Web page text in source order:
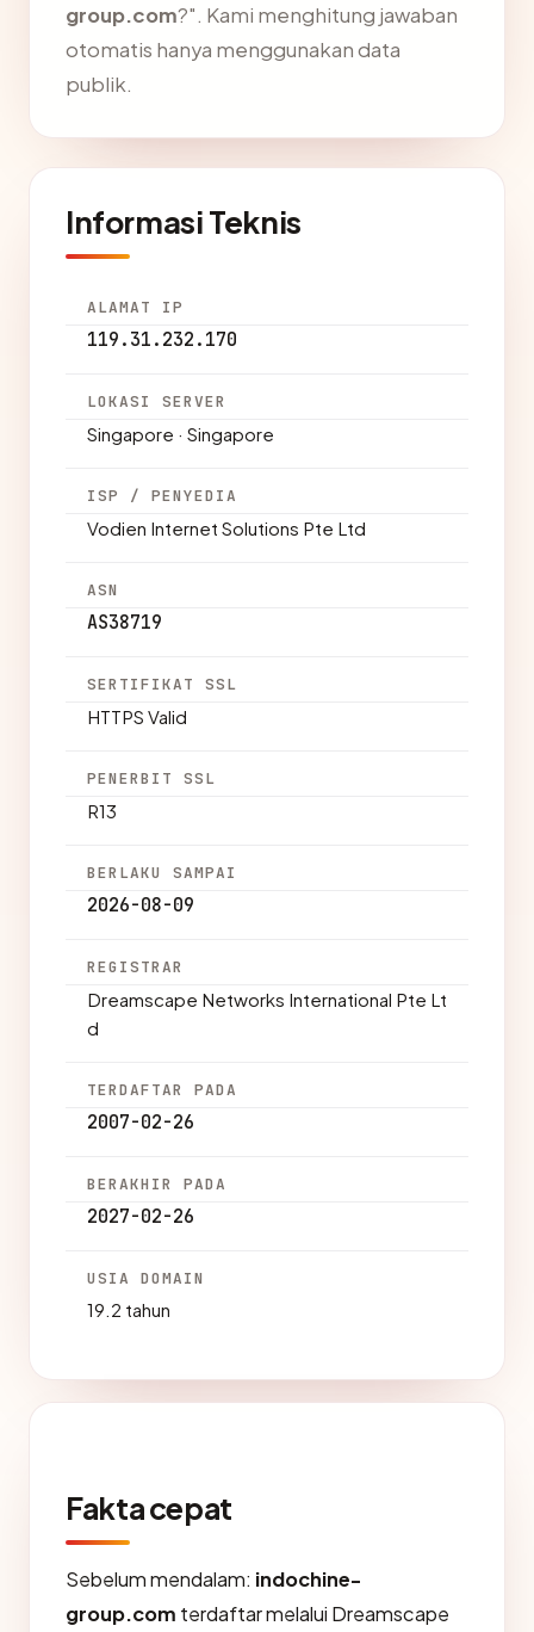
group.com?". Kami menghitung jawaban
otomatis hanya menggunakan data
publik.
Informasi Teknis
ALAMAT IP
119.31.232.170
LOKASI SERVER
Singapore · Singapore
ISP / PENYEDIA
Vodien Internet Solutions Pte Ltd
ASN
AS38719
SERTIFIKAT SSL
HTTPS Valid
PENERBIT SSL
R13
BERLAKU SAMPAI
2026-08-09
REGISTRAR
Dreamscape Networks International Pte Lt
d
TERDAFTAR PADA
2007-02-26
BERAKHIR PADA
2027-02-26
USIA DOMAIN
19.2 tahun
Fakta cepat
Sebelum mendalam: indochine-
group.com terdaftar melalui Dreamscape